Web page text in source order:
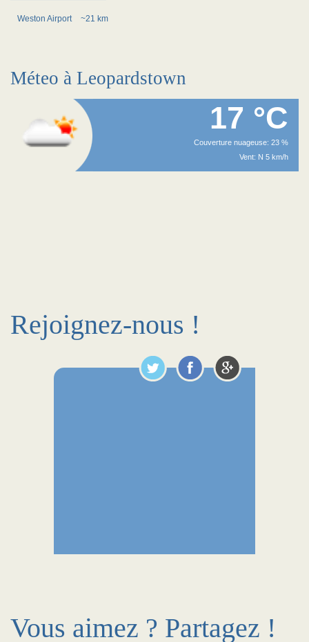
Weston Airport ~21 km
Méteo à Leopardstown
17 °C
Couverture nuageuse: 23 %
Vent: N 5 km/h
Rejoignez-nous !
Vous aimez ? Partagez !